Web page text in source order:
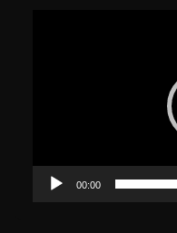
00:00